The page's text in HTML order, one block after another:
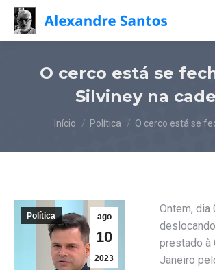
O cerco está se
Silviney na
Você está aqui:
Início Política O cerco está se
ago
10
2023
Política
Ontem,
prestado à
Janeiro